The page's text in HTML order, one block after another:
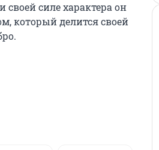
силе характера он
который делится своей